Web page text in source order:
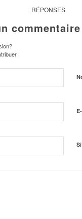
RÉPONSES
commentaire
!